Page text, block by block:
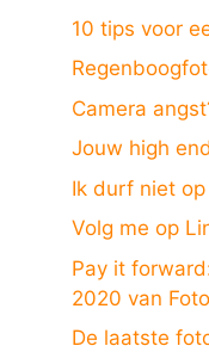
10 tips voor
Camera
Jouw high
Ik durf niet
Volg me op
Pay it
2020 van
De laatste